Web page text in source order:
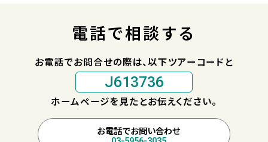
電話で相談する
お電話でお問合せの際は、以下ツアーコードと
J613736
ホームページを見たとお伝えください。
お電話でお問い合わせ